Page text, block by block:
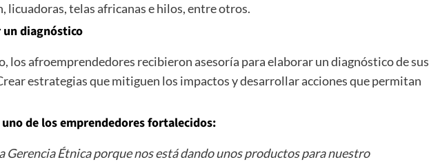
licuadoras, telas africanas e hilos, entre otros.
un diagnóstico
los afroemprendedores recibieron asesoría para elaborar un diagnóstico de sus
estrategias que mitiguen los impactos y desarrollar acciones que permitan
de los emprendedores fortalecidos:
Gerencia Étnica porque nos está dando unos productos para nuestro